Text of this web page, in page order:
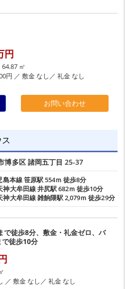
円
㎡
円 ／ 敷金 なし／ 礼金 なし
お問い合わせ
博多区 諸岡五丁目 25-37
島本線笹原駅554ｍ 徒歩8分
神大牟田線井尻駅682ｍ 徒歩10分
神大牟田線雑餉隈駅2,079ｍ 徒歩29分
で徒歩8分、敷金・礼金ゼロ、バ
で徒歩10分
／ 敷金 なし／ 礼金 なし